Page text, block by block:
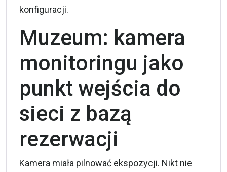
konfiguracji.
Muzeum: kamera
monitoringu jako
punkt wejścia do
sieci z bazą
rezerwacji
Kamera miała pilnować ekspozycji. Nikt nie